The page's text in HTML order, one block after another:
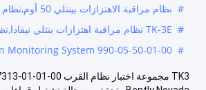
# نظام مراقبة الاهتزازات بينتلي 50 أوم,نظام محول القرب ODM 3300 xl 8mm,نظام مراقبة الاهتزازات من بنتلي نيفادا 990-05-50-01-00
# TK-3E نظام مراقبة اهتزازات بنتلي نيفادا,نظام مراقبة اهتزازات (نيفادا),مجموعة اختبار نظام القرب 125 فاكس TK3
#
Monitoring System 990-05-50-01-00